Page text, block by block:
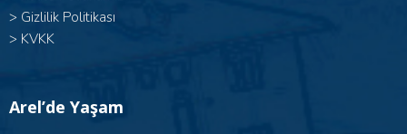
> Gizlilik Politikası
> KVKK
Arel’de Yaşam